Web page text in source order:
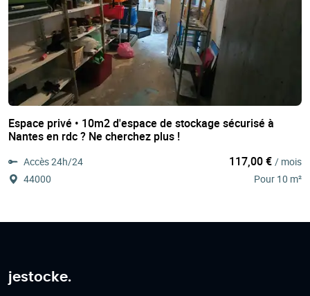
Espace privé • 10m2 d'espace de stockage sécurisé à
Nantes en rdc ? Ne cherchez plus !
Accès 24h/24
44000
117,00 € / mois
Pour 10 m²
jestocke.